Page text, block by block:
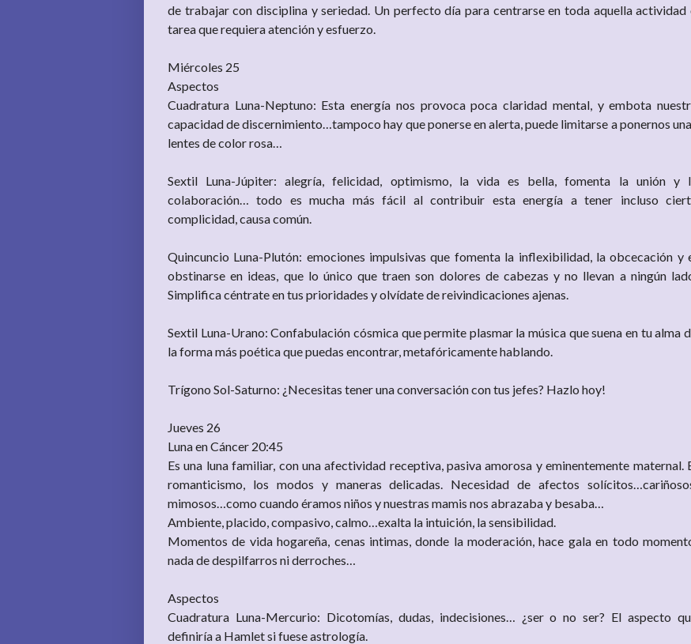
de trabajar con disciplina y seriedad. Un perfecto día para centrarse en toda aquella actividad
tarea que requiera atención y esfuerzo.
Miércoles 25
Aspectos
Cuadratura Luna-Neptuno: Esta energía nos provoca poca claridad mental, y embota
capacidad de discernimiento…tampoco hay que ponerse en alerta, puede limitarse a ponernos
lentes de color rosa…
Sextil Luna-Júpiter: alegría, felicidad, optimismo, la vida es bella, fomenta la unión y
colaboración… todo es mucha más fácil al contribuir esta energía a tener incluso
complicidad, causa común.
Quincuncio Luna-Plutón: emociones impulsivas que fomenta la inflexibilidad, la obcecación y
obstinarse en ideas, que lo único que traen son dolores de cabezas y no llevan a ningún
Simplifica céntrate en tus prioridades y olvídate de reivindicaciones ajenas.
Sextil Luna-Urano: Confabulación cósmica que permite plasmar la música que suena en tu alma
la forma más poética que puedas encontrar, metafóricamente hablando.
Trígono Sol-Saturno: ¿Necesitas tener una conversación con tus jefes? Hazlo hoy!
Jueves 26
Luna en Cáncer 20:45
Es una luna familiar, con una afectividad receptiva, pasiva amorosa y eminentemente maternal.
romanticismo, los modos y maneras delicadas. Necesidad de afectos
mimosos…como cuando éramos niños y nuestras mamis nos abrazaba y besaba…
Ambiente, placido, compasivo, calmo…exalta la intuición, la sensibilidad.
Momentos de vida hogareña, cenas intimas, donde la moderación, hace gala en todo
nada de despilfarros ni derroches…
Aspectos
Cuadratura Luna-Mercurio: Dicotomías, dudas, indecisiones… ¿ser o no ser? El aspecto
definiría a Hamlet si fuese astrología.